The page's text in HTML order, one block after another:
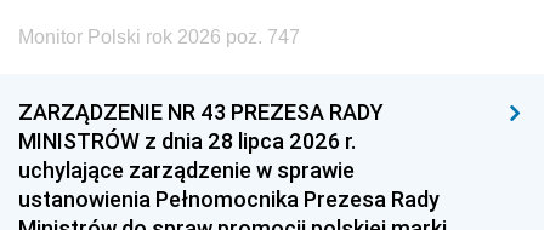
Monitor Polski rok 2026 poz. 747
ZARZĄDZENIE NR 43 PREZESA RADY
MINISTRÓW z dnia 28 lipca 2026 r.
uchylające zarządzenie w sprawie
ustanowienia Pełnomocnika Prezesa Rady